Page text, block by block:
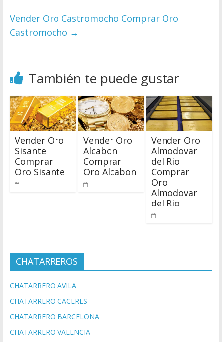
Vender Oro Castromocho Comprar Oro
Castromocho →
También te puede gustar
Vender Oro
Sisante
Comprar
Oro Sisante
Vender Oro
Alcabon
Comprar
Oro Alcabon
Vender Oro
Almodovar
del Rio
Comprar
Oro
Almodovar
del Rio
CHATARREROS
CHATARRERO AVILA
CHATARRERO CACERES
CHATARRERO BARCELONA
CHATARRERO VALENCIA